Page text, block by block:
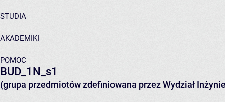
STUDIA
AKADEMIKI
POMOC
BUD_1N_s1
(grupa przedmiotów zdefiniowana przez Wydział